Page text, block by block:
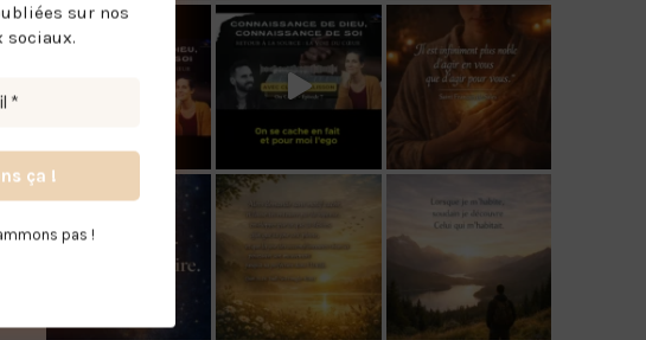
sur nos
sociaux.
pas !